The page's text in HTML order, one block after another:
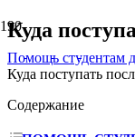
Куда
Помощь студентам
Куда поступать
Содержание